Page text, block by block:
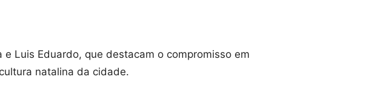
Luis Eduardo, que destacam o compromisso em
natalina da cidade.